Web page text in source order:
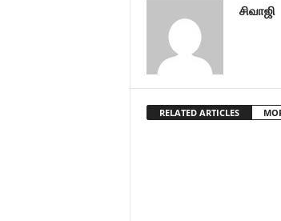
சிவாஜி
RELATED ARTICLES